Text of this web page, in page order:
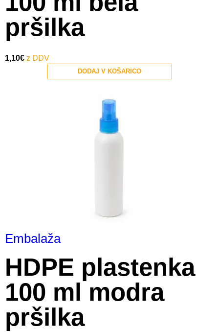
pršilka
1,10€
DODAJ V KOŠARICO
Embalaža
HDPE plastenka
100 ml modra
pršilka